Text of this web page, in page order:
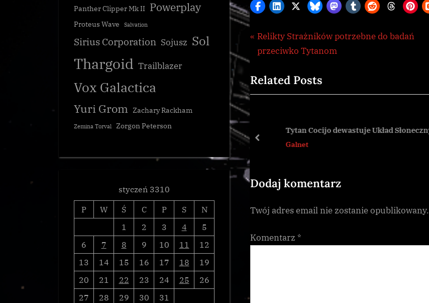
Galnet
Nawigacja
P
r
v
i
s
s
:
Relikty Strażników potrzebne do badań
przeciwko Tytanom
Related Posts
Thargoidzi wrócili do Enklawy Tytan Cocijo dewastuje Układ Słoneczny
Galnet
prev
Dodaj komentarz
Twój adres email nie zostanie opublikowany.
Komentarz *
Panther Clipper Mk II Powerplay
Proteus Wave Salvation
Sirius Corporation Sojusz Sol
Thargoid Trailblazer
Vox Galactica
Yuri Grom Zachary Rackham
Zemina Torval Zorgon Peterson
styczeń 3310
P
W Ś C P S
N
1
2 3 4
5
6
7 8 9 10 11
12
13
14 15 16 17 18
19
20
21 22 23 24 25
26
27
28 29 30
31